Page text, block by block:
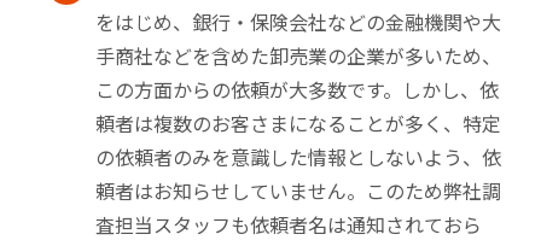
をはじめ、銀行・保険会社などの金融機関や大
手商社などを含めた卸売業の企業が多いため、
この方面からの依頼が大多数です。しかし、依
頼者は複数のお客さまになることが多く、特定
の依頼者のみを意識した情報としないよう、依
頼者はお知らせしていません。このため弊社調
査担当スタッフも依頼者名は通知されておら